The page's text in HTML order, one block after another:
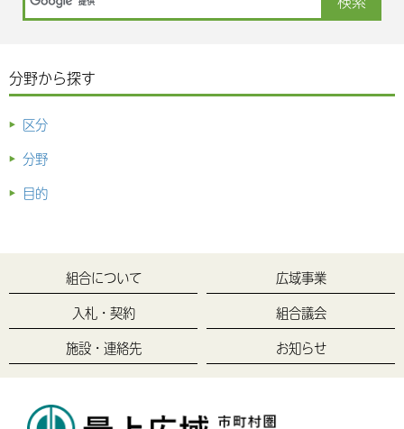
分野から探す
区分
分野
目的
組合について
広域事業
入札・契約
組合議会
施設・連絡先
お知らせ